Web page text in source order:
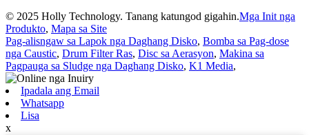
© 2025 Holly Technology. Tanang katungod gigahin.Mga Init nga
Produkto, Mapa sa Site
Pag-alisngaw sa Lapok nga Daghang Disko, Bomba sa Pag-dose
nga Caustic, Drum Filter Ras, Disc sa Aerasyon, Makina sa
Pagpauga sa Sludge nga Daghang Disko, K1 Media,
Ipadala ang Email
Whatsapp
Lisa
x